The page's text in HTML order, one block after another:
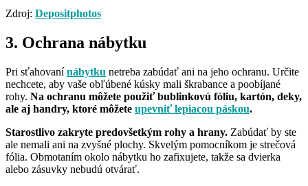
Zdroj: Depositphotos
3. Ochrana nábytku
Pri sťahovanínábytku netreba zabúdať ani na jeho ochranu. Určite
nechcete, aby vaše obľúbené kúsky mali škrabance a poobíjané
rohy. Na ochranu môžete použiť bublinkovú fóliu, kartón, deky,
ale aj handry, ktoré môžete upevniť lepiacou páskou.
Starostlivo zakryte predovšetkým rohy a hrany. Zabúdať by ste
ale nemali ani na zvyšné plochy. Skvelým pomocníkom je strečová
fólia. Obmotaním okolo nábytku ho zafixujete, takže sa dvierka
alebo zásuvky nebudú otvárať.